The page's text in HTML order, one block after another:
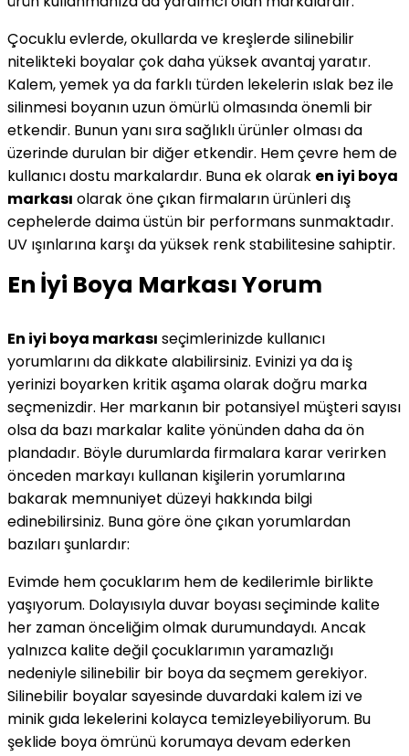
Çocuklu evlerde, okullarda ve kreşlerde silinebilir
nitelikteki boyalar çok daha yüksek avantaj yaratır.
Kalem, yemek ya da farklı türden lekelerin ıslak bez ile
silinmesi boyanın uzun ömürlü olmasında önemli bir
etkendir. Bunun yanı sıra sağlıklı ürünler olması da
üzerinde durulan bir diğer etkendir. Hem çevre hem de
kullanıcı dostu markalardır. Buna ek olarak en iyi boya
markası olarak öne çıkan firmaların ürünleri dış
cephelerde daima üstün bir performans sunmaktadır.
UV ışınlarına karşı da yüksek renk stabilitesine sahiptir.
En İyi Boya Markası Yorum
En iyi boya markası seçimlerinizde kullanıcı
yorumlarını da dikkate alabilirsiniz. Evinizi ya da iş
yerinizi boyarken kritik aşama olarak doğru marka
seçmenizdir. Her markanın bir potansiyel müşteri sayısı
olsa da bazı markalar kalite yönünden daha da ön
plandadır. Böyle durumlarda firmalara karar verirken
önceden markayı kullanan kişilerin yorumlarına
bakarak memnuniyet düzeyi hakkında bilgi
edinebilirsiniz. Buna göre öne çıkan yorumlardan
bazıları şunlardır:
Evimde hem çocuklarım hem de kedilerimle birlikte
yaşıyorum. Dolayısıyla duvar boyası seçiminde kalite
her zaman önceliğim olmak durumundaydı. Ancak
yalnızca kalite değil çocuklarımın yaramazlığı
nedeniyle silinebilir bir boya da seçmem gerekiyor.
Silinebilir boyalar sayesinde duvardaki kalem izi ve
minik gıda lekelerini kolayca temizleyebiliyorum. Bu
şeklide boya ömrünü korumaya devam ederken